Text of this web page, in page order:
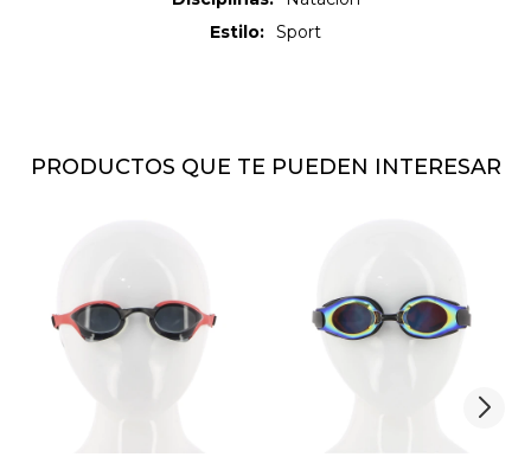
Estilo
Sport
PRODUCTOS QUE TE PUEDEN INTERESAR